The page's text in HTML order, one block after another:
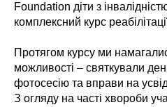
Foundation діти з
комплексний курс
Протягом курсу ми
можливості – святкували
фотосесію та вправи на
З огляду на часті хвороби